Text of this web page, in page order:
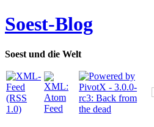
Soest-Blog
Soest und die Welt